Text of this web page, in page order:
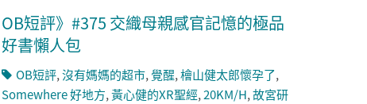
OB短評》#375 交織母親感官記憶的極品
好書懶人包
OB短評,沒有媽媽的超市, 覺醒,檜山健太郎懷孕了,
Somewhere 好地方,黃心健的XR聖經,20KM/H,故宮研